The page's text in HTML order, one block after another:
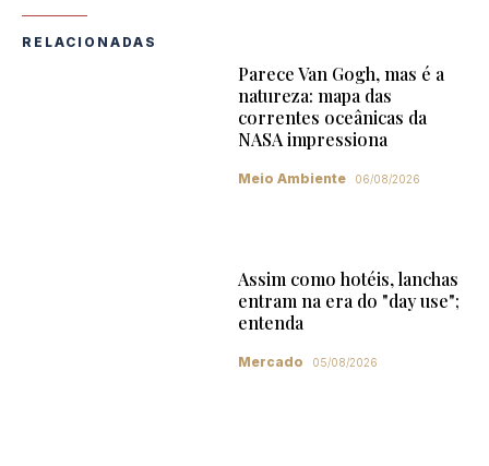
RELACIONADAS
Parece Van Gogh, mas é a
natureza: mapa das
correntes oceânicas da
NASA impressiona
Meio Ambiente 06/08/2026
Assim como hotéis, lanchas
entram na era do "day use";
entenda
Mercado 05/08/2026